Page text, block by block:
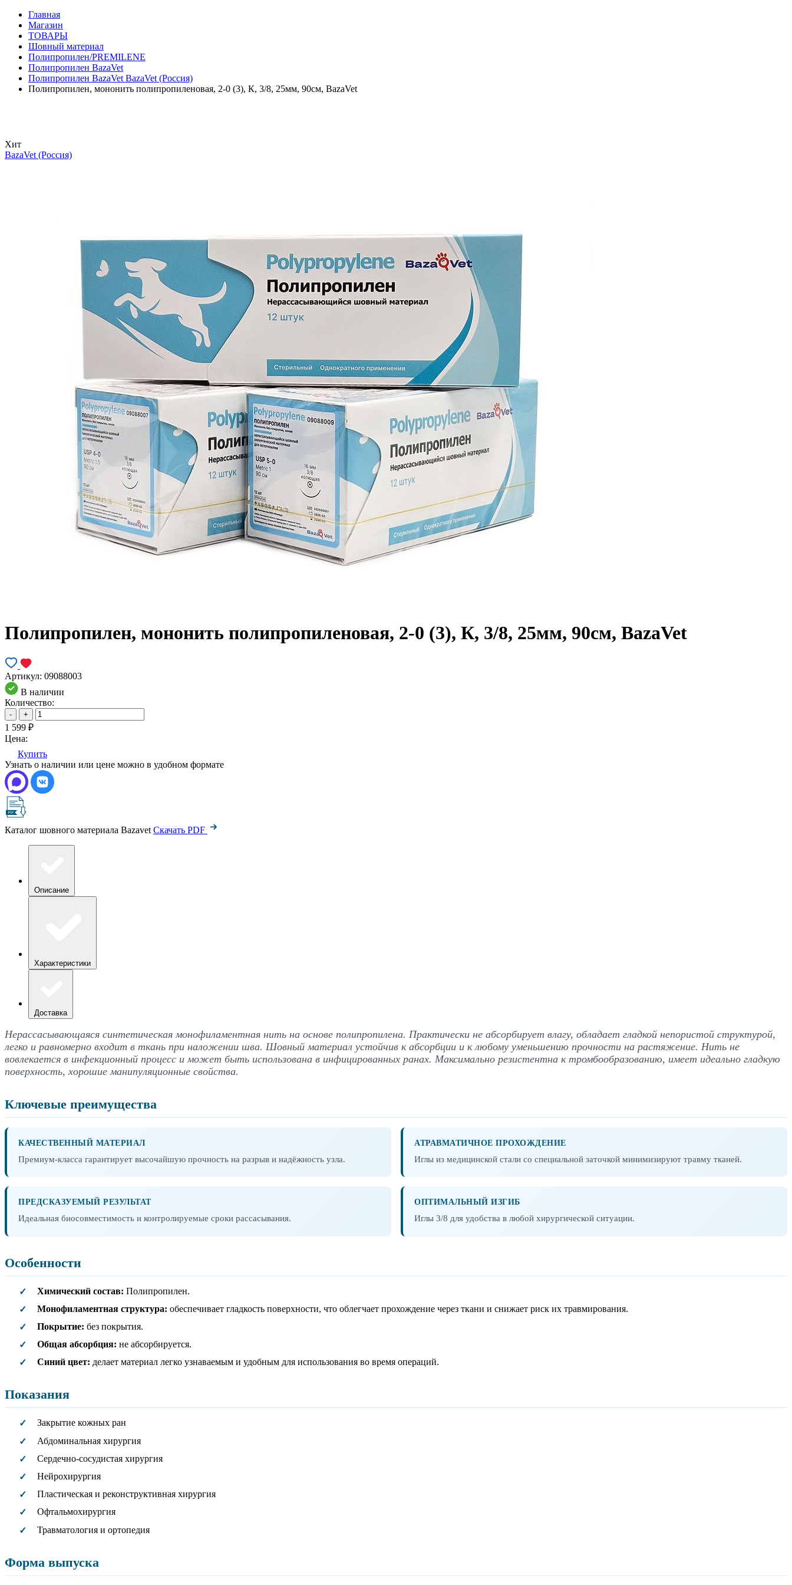
Главная
Магазин
ТОВАРЫ
Шовный материал
Полипропилен/PREMILENE
Полипропилен BazaVet
Полипропилен BazaVet BazaVet (Россия)
Полипропилен, мононить полипропиленовая, 2-0 (3), К, 3/8, 25мм, 90см, BazaVet
Хит
BazaVet (Россия)
Полипропилен, мононить полипропиленовая, 2-0 (3), К, 3/8, 25мм, 90см, BazaVet
Артикул: 09088003
В наличии
Количество:
- +
1 599 ₽
Цена:
Купить
Узнать о наличии или цене можно в удобном формате
Каталог шовного материала Bazavet Скачать PDF
Описание
Характеристики
Доставка
Нерассасывающаяся синтетическая монофиламентная нить на основе полипропилена. Практически не абсорбирует влагу, обладает гладкой непористой структурой,
легко и равномерно входит в ткань при наложении шва. Шовный материал устойчив к абсорбции и к любому уменьшению прочности на растяжение. Нить не
вовлекается в инфекционный процесс и может быть использована в инфицированных ранах. Максимально резистентна к тромбообразованию, имеет идеально гладкую
поверхность, хорошие манипуляционные свойства.
Ключевые преимущества
КАЧЕСТВЕННЫЙ МАТЕРИАЛ
Премиум-класса гарантирует высочайшую прочность на разрыв и надёжность узла.
АТРАВМАТИЧНОЕ ПРОХОЖДЕНИЕ
Иглы из медицинской стали со специальной заточкой минимизируют травму тканей.
ПРЕДСКАЗУЕМЫЙ РЕЗУЛЬТАТ
Идеальная биосовместимость и контролируемые сроки рассасывания.
ОПТИМАЛЬНЫЙ ИЗГИБ
Иглы 3/8 для удобства в любой хирургической ситуации.
Особенности
✓ Химический состав: Полипропилен.
✓
Монофиламентная структура: обеспечивает гладкость поверхности, что облегчает прохождение через ткани и снижает риск их травмирования.
✓
Покрытие: без покрытия.
✓
Общая абсорбция: не абсорбируется.
✓
Синий цвет: делает материал легко узнаваемым и удобным для использования во время операций.
Показания
✓
Закрытие кожных ран
✓
Абдоминальная хирургия
✓
Сердечно-сосудистая хирургия
✓
Нейрохирургия
✓
Пластическая и реконструктивная хирургия
✓
Офтальмохирургия
✓
Травматология и ортопедия
Форма выпуска